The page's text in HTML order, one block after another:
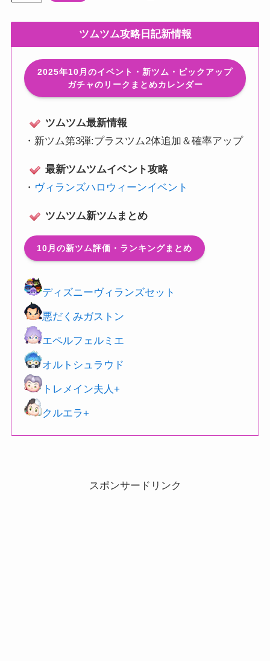
ツムツム攻略日記新情報
2025年10月のイベント・新ツム・ピックアップ
ガチャのリークまとめカレンダー
ツムツム最新情報
・ 新ツム第3弾:プラスツム2体追加＆確率アップ
最新ツムツムイベント攻略
・ ヴィランズハロウィーンイベント
ツムツム新ツムまとめ
10月の新ツム評価・ランキングまとめ
ディズニーヴィランズセット
悪だくみガストン
エペルフェルミエ
オルトシュラウド
トレメイン夫人+
クルエラ+
スポンサードリンク